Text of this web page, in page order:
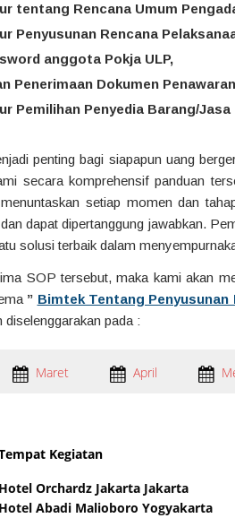
tentang Rencana Umum
Penyusunan Rencana
anggota Pokja ULP,
Penerimaan Dokumen
Pemilihan Penyedia Barang/
penting bagi siapapun uang
secara komprehensif panduan
setiap momen dan
dapat dipertanggung jawabkan.
solusi terbaik dalam
SOP tersebut, maka kami akan
” Bimtek Tentang Penyusunan
pada :
Maret April
Kegiatan
Hotel Orchardz Jakarta Jakarta
Hotel Abadi Malioboro Yogyakarta